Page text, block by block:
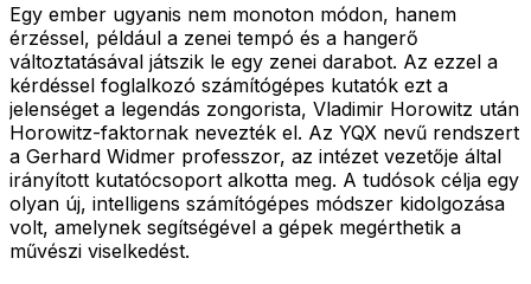
Egy ember ugyanis nem monoton módon, hanem
érzéssel, például a zenei tempó és a hangerő
változtatásával játszik le egy zenei darabot. Az ezzel a
kérdéssel foglalkozó számítógépes kutatók ezt a
jelenséget a legendás zongorista, Vladimir Horowitz után
Horowitz-faktornak nevezték el. Az YQX nevű rendszert
a Gerhard Widmer professzor, az intézet vezetője által
irányított kutatócsoport alkotta meg. A tudósok célja egy
olyan új, intelligens számítógépes módszer kidolgozása
volt, amelynek segítségével a gépek megérthetik a
művészi viselkedést.